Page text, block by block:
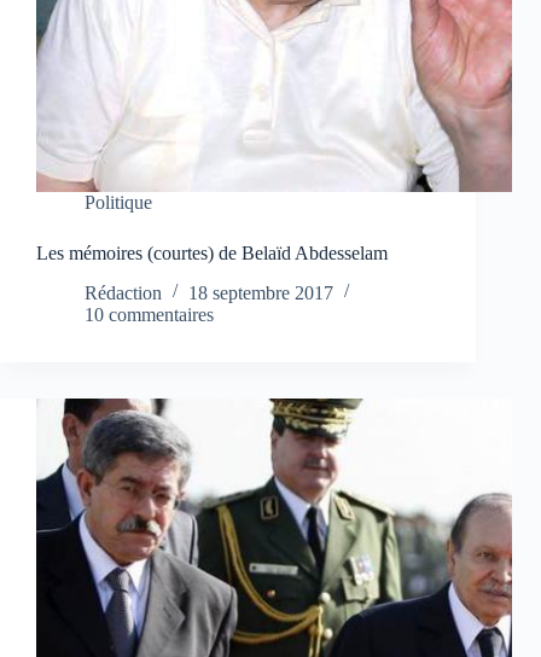
Politique
Les mémoires (courtes) de Belaïd Abdesselam
Rédaction
18 septembre 2017
10 commentaires